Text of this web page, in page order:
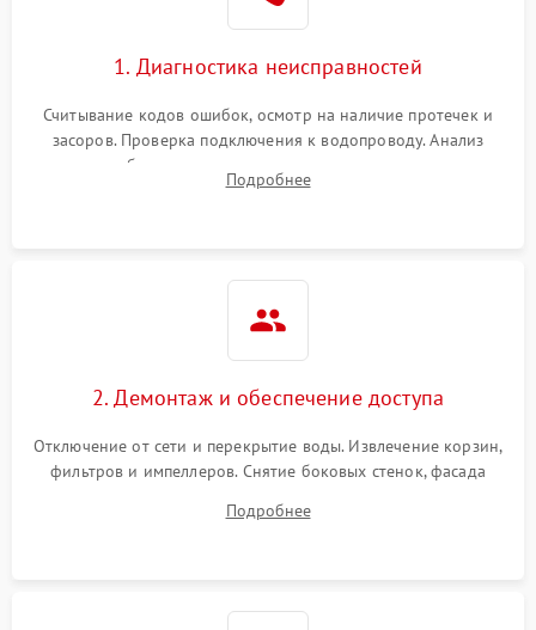
Проблемы с1. Диагностика неисправностей
Считывание кодов ошибок, осмотр на наличие протечек и
засоров. Проверка подключения к водопроводу. Анализ
жалоб на отсутствие слива, нагрева, вращения
разбрызгивателей или срабатывание системы защиты
Подробнее
2. Демонтаж и обеспечение доступа
Отключение от сети и перекрытие воды. Извлечение корзин,
фильтров и импеллеров. Снятие боковых стенок, фасада
циркуляционному насосу, ТЭНу и сливной помпе.
Подробнее